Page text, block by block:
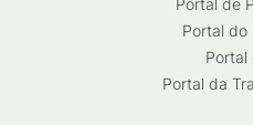
Portal de
Portal do
Portal
Portal da